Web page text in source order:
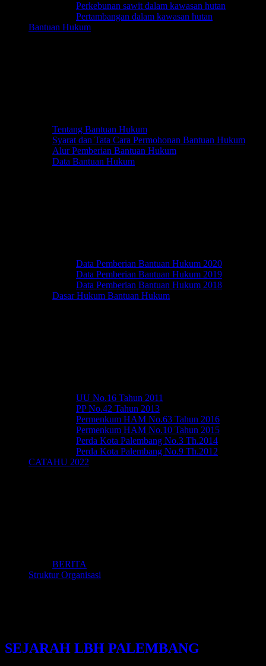
Perkebunan sawit dalam kawasan hutan
Pertambangan dalam kawasan hutan
Bantuan Hukum
Tentang Bantuan Hukum
Syarat dan Tata Cara Permohonan Bantuan Hukum
Alur Pemberian Bantuan Hukum
Data Bantuan Hukum
Data Pemberian Bantuan Hukum 2020
Data Pemberian Bantuan Hukum 2019
Data Pemberian Bantuan Hukum 2018
Dasar Hukum Bantuan Hukum
UU No.16 Tahun 2011
PP No.42 Tahun 2013
Permenkum HAM No.63 Tahun 2016
Permenkum HAM No.10 Tahun 2015
Perda Kota Palembang No.3 Th.2014
Perda Kota Palembang No.9 Th.2012
CATAHU 2022
BERITA
Struktur Organisasi
SEJARAH LBH PALEMBANG